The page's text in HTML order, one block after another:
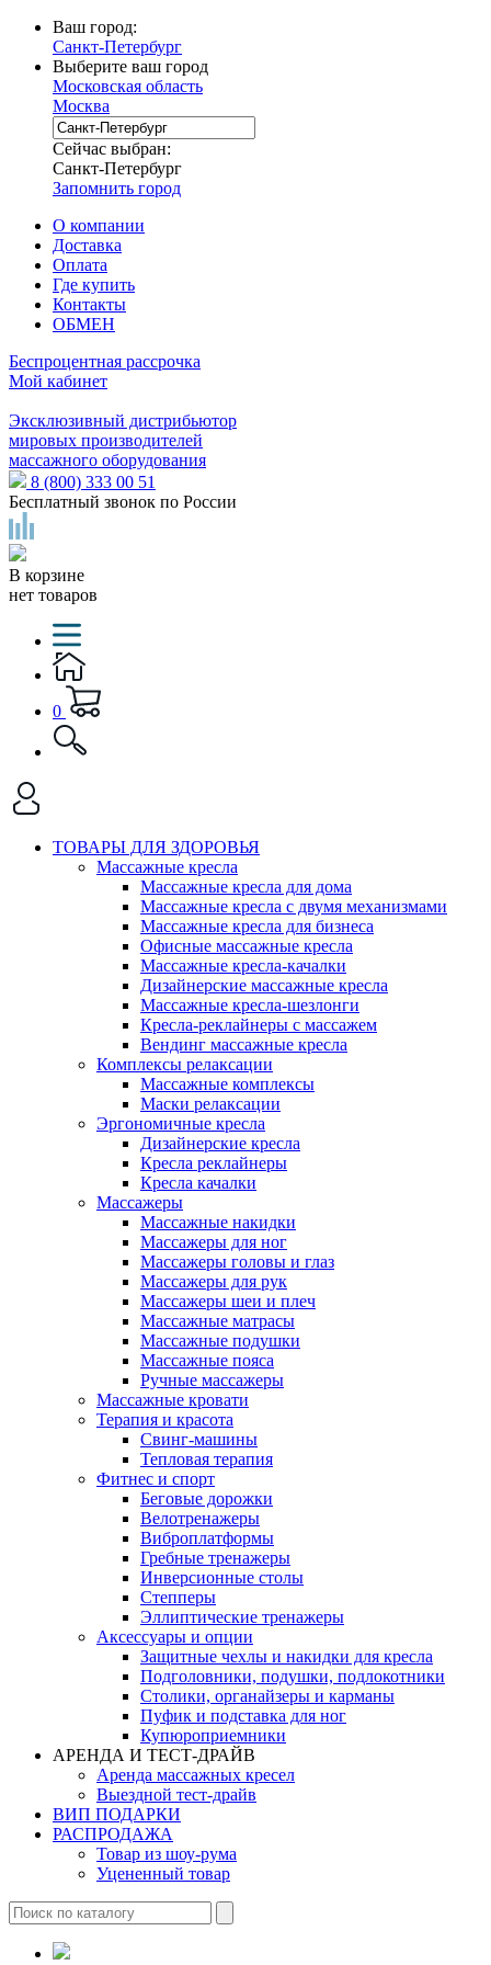
Ваш город:
Санкт-Петербург
Выберите ваш город
Московская область
Москва
Сейчас выбран:
Санкт-Петербург
Запомнить город
О компании
Доставка
Оплата
Где купить
Контакты
ОБМЕН
Беспроцентная рассрочка
Мой кабинет
Эксклюзивный дистрибьютор
мировых производителей
массажного оборудования
8 (800) 333 00 51
Бесплатный звонок по России
В корзине
нет товаров
0
ТОВАРЫ ДЛЯ ЗДОРОВЬЯ
Массажные кресла
Массажные кресла для дома
Массажные кресла с двумя механизмами
Массажные кресла для бизнеса
Офисные массажные кресла
Массажные кресла-качалки
Дизайнерские массажные кресла
Массажные кресла-шезлонги
Кресла-реклайнеры с массажем
Вендинг массажные кресла
Комплексы релаксации
Массажные комплексы
Маски релаксации
Эргономичные кресла
Дизайнерские кресла
Кресла реклайнеры
Кресла качалки
Массажеры
Массажные накидки
Массажеры для ног
Массажеры головы и глаз
Массажеры для рук
Массажеры шеи и плеч
Массажные матрасы
Массажные подушки
Массажные пояса
Ручные массажеры
Массажные кровати
Терапия и красота
Свинг-машины
Тепловая терапия
Фитнес и спорт
Беговые дорожки
Велотренажеры
Виброплатформы
Гребные тренажеры
Инверсионные столы
Степперы
Эллиптические тренажеры
Аксессуары и опции
Защитные чехлы и накидки для кресла
Подголовники, подушки, подлокотники
Столики, органайзеры и карманы
Пуфик и подставка для ног
Купюроприемники
АРЕНДА И ТЕСТ-ДРАЙВ
Аренда массажных кресел
Выездной тест-драйв
ВИП ПОДАРКИ
РАСПРОДАЖА
Товар из шоу-рума
Уцененный товар